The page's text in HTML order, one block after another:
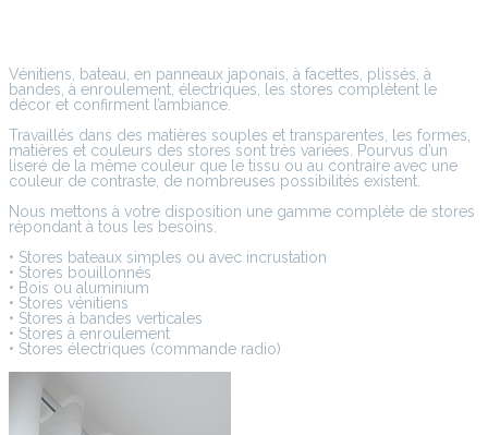
Vénitiens, bateau, en panneaux japonais, à facettes, plissés, à
bandes, à enroulement, électriques, les stores complètent le
décor et confirment l’ambiance.
Travaillés dans des matières souples et transparentes, les formes,
matières et couleurs des stores sont très variées. Pourvus d’un
liseré de la même couleur que le tissu ou au contraire avec une
couleur de contraste, de nombreuses possibilités existent.
Nous mettons à votre disposition une gamme complète de stores
répondant à tous les besoins.
• Stores bateaux simples ou avec incrustation
• Stores bouillonnés
• Bois ou aluminium
• Stores vénitiens
• Stores à bandes verticales
• Stores à enroulement
• Stores électriques (commande radio)